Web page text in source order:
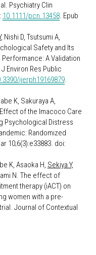
Psychiatry Clin
10.1111/pcn.13458. Epub
, Nishi D, Tsutsumi A,
Safety and Its
A Validation
Environ Res Public
ijerph19169879.
K, Sakuraya A,
Effect of the Imacoco Care
Psychological Distress
Randomized
K, Asaoka H, Sekiya Y,
N. The effect of
therapy (iACT) on
women with a pre-
Journal of Contextual